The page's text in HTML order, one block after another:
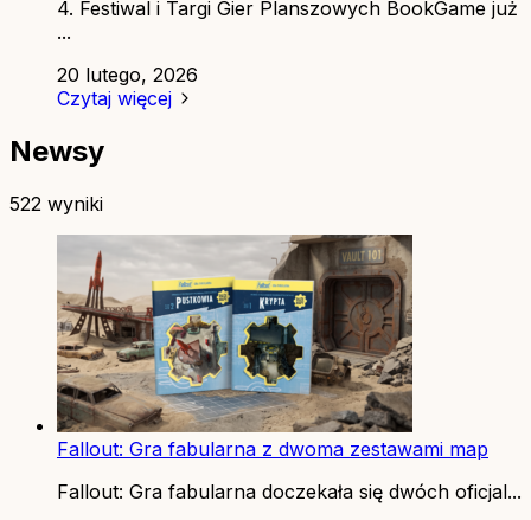
4. Festiwal i Targi Gier Planszowych BookGame już
...
20 lutego, 2026
Czytaj więcej
Newsy
522 wyniki
Fallout: Gra fabularna z dwoma zestawami map
Fallout: Gra fabularna doczekała się dwóch oficjal...